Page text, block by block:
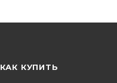
КАК КУПИТЬ